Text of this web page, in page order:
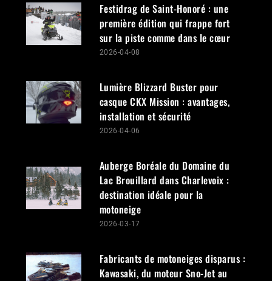
Festidrag de Saint-Honoré : une
première édition qui frappe fort
sur la piste comme dans le cœur
2026-04-08
Lumière Blizzard Buster pour
casque CKX Mission : avantages,
installation et sécurité
2026-04-06
Auberge Boréale du Domaine du
Lac Brouillard dans Charlevoix :
destination idéale pour la
motoneige
2026-03-17
Fabricants de motoneiges disparus :
Kawasaki, du moteur Sno-Jet au